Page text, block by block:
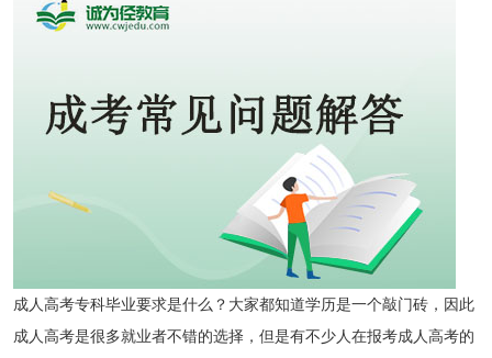
成人高考专科毕业要求是什么？大家都知道学历是一个敲门砖，因此
成人高考是很多就业者不错的选择，但是有不少人在报考成人高考的